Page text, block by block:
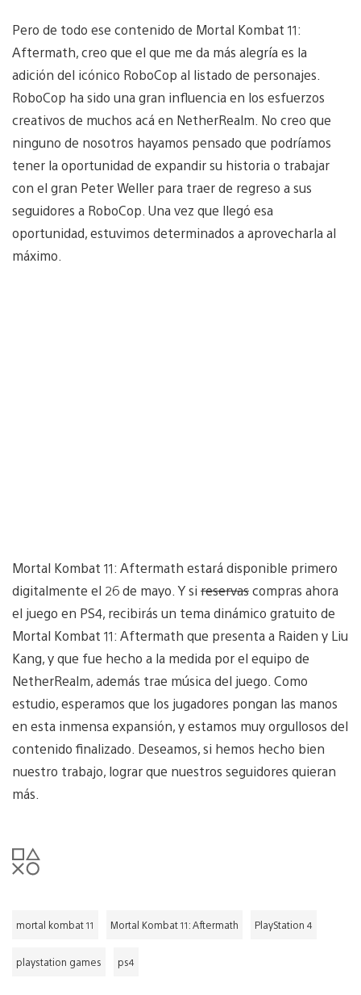
Pero de todo ese contenido de Mortal Kombat 11:
Aftermath, creo que el que me da más alegría es la
adición del icónico RoboCop al listado de personajes.
RoboCop ha sido una gran influencia en los esfuerzos
creativos de muchos acá en NetherRealm. No creo que
ninguno de nosotros hayamos pensado que podríamos
tener la oportunidad de expandir su historia o trabajar
con el gran Peter Weller para traer de regreso a sus
seguidores a RoboCop. Una vez que llegó esa
oportunidad, estuvimos determinados a aprovecharla al
máximo.
Mortal Kombat 11: Aftermath estará disponible primero
digitalmente el 26 de mayo. Y si reservascompras ahora
el juego en PS4, recibirás un tema dinámico gratuito de
Mortal Kombat 11: Aftermath que presenta a Raiden y Liu
Kang, y que fue hecho a la medida por el equipo de
NetherRealm, además trae música del juego. Como
estudio, esperamos que los jugadores pongan las manos
en esta inmensa expansión, y estamos muy orgullosos del
contenido finalizado. Deseamos, si hemos hecho bien
nuestro trabajo, lograr que nuestros seguidores quieran
más.
mortal kombat 11 Mortal Kombat 11: Aftermath PlayStation 4
playstation games ps4